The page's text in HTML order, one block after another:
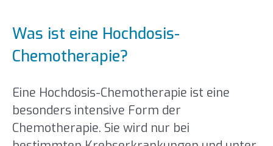
Was ist eine Hochdosis-
Chemotherapie?
Eine Hochdosis-Chemotherapie ist eine
besonders intensive Form der
Chemotherapie. Sie wird nur bei